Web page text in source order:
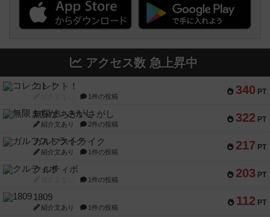
アクセス数 急上昇中
340 PT
コレクト！
1件の投稿
322 PT
無限まちがいさがし
紹介文あり 2件の投稿
217 PT
ガルフストライク
紹介文あり 1件の投稿
203 PT
クルティボ
1件の投稿
112 PT
1809
紹介文あり 1件の投稿